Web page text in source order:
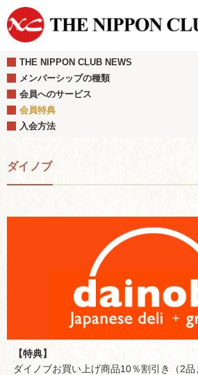
THE NIPPON CLUB NEWS
メンバーシップの種類
会員へのサービス
会員特典
入会方法
ダイノブ
【特典】
ダイノブお買い上げ商品10％割引き（2品
JAPANESE
日本クラブメンバーログイン